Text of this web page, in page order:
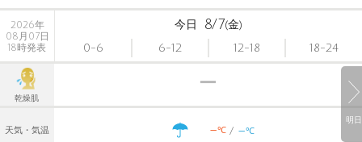
明日
2026年
08月07日
18時発表
今日 8/7(金)
0-6
6-12 12-18 18-24
乾燥肌
天気・気温 -℃ -℃